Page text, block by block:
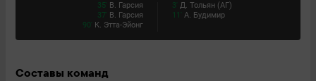
35' В. Гарсия
37' В. Гарсия
90'
К. Этта-Эйонг
3' Д. Тольян (АГ)
11'
А. Будимир
Составы команд